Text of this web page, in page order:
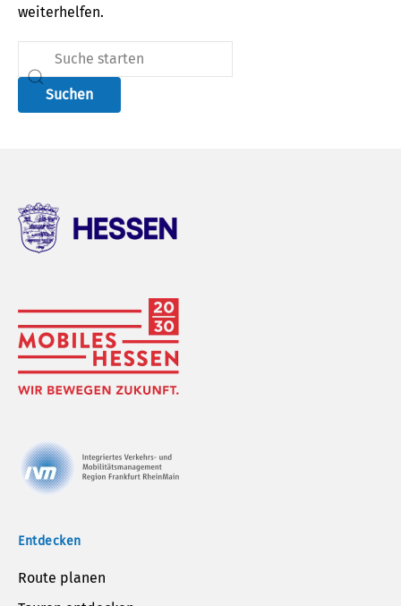
weiterhelfen.
Suchen
Entdecken
Route planen